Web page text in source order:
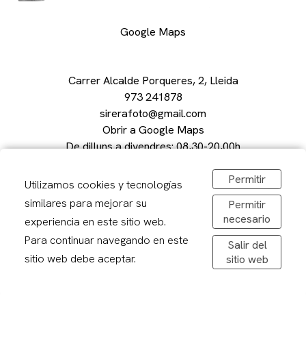
Google Maps
Carrer Alcalde Porqueres, 2, Lleida
973 241878
sirerafoto@gmail.com
Obrir a Google Maps
De dilluns a divendres: 08,30-20,00h
Avís legal
Politica de privacitat
Política de cookies
Utilizamos cookies y tecnologías
similares para mejorar su
experiencia en este sitio web.
Para continuar navegando en este
sitio web debe aceptar.
Permitir
Permitir
necesario
Salir del
sitio web